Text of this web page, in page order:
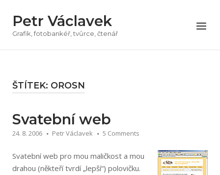
obsah
Petr Václavek
Grafik, fotobankéř, tvůrce, čtenář
Menu
ŠTÍTEK: OROSN
Svatební web
24. 8. 2006 Petr Václavek 5 Comments
Svatební web pro mou maličkost a mou
drahou (někteří tvrdí „lepší“) polovičku.